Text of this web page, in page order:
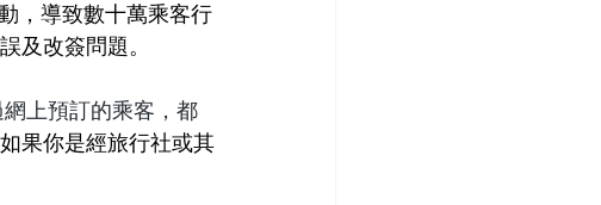
，導致數十萬乘客行
及改簽問題。
上預訂的乘客，都
果你是經旅行社或其